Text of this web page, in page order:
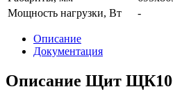
Мощность нагрузки, Вт
-
Описание
Документация
Описание Щит